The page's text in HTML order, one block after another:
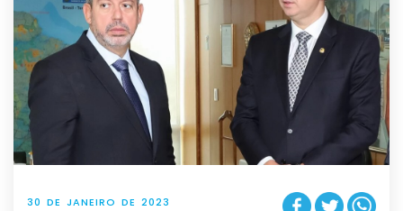
30 DE JANEIRO DE 2023